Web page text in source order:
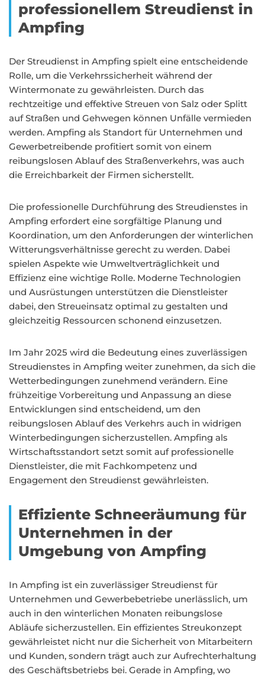
professionellem Streudienst in
Ampfing
Der Streudienst in Ampfing spielt eine entscheidende
Rolle, um die Verkehrssicherheit während der
Wintermonate zu gewährleisten. Durch das
rechtzeitige und effektive Streuen von Salz oder Splitt
auf Straßen und Gehwegen können Unfälle vermieden
werden. Ampfing als Standort für Unternehmen und
Gewerbetreibende profitiert somit von einem
reibungslosen Ablauf des Straßenverkehrs, was auch
die Erreichbarkeit der Firmen sicherstellt.
Die professionelle Durchführung des Streudienstes in
Ampfing erfordert eine sorgfältige Planung und
Koordination, um den Anforderungen der winterlichen
Witterungsverhältnisse gerecht zu werden. Dabei
spielen Aspekte wie Umweltverträglichkeit und
Effizienz eine wichtige Rolle. Moderne Technologien
und Ausrüstungen unterstützen die Dienstleister
dabei, den Streueinsatz optimal zu gestalten und
gleichzeitig Ressourcen schonend einzusetzen.
Im Jahr 2025 wird die Bedeutung eines zuverlässigen
Streudienstes in Ampfing weiter zunehmen, da sich die
Wetterbedingungen zunehmend verändern. Eine
frühzeitige Vorbereitung und Anpassung an diese
Entwicklungen sind entscheidend, um den
reibungslosen Ablauf des Verkehrs auch in widrigen
Winterbedingungen sicherzustellen. Ampfing als
Wirtschaftsstandort setzt somit auf professionelle
Dienstleister, die mit Fachkompetenz und
Engagement den Streudienst gewährleisten.
Effiziente Schneeräumung für
Unternehmen in der
Umgebung von Ampfing
In Ampfing ist ein zuverlässiger Streudienst für
Unternehmen und Gewerbebetriebe unerlässlich, um
auch in den winterlichen Monaten reibungslose
Abläufe sicherzustellen. Ein effizientes Streukonzept
gewährleistet nicht nur die Sicherheit von Mitarbeitern
und Kunden, sondern trägt auch zur Aufrechterhaltung
des Geschäftsbetriebs bei. Gerade in Ampfing, wo